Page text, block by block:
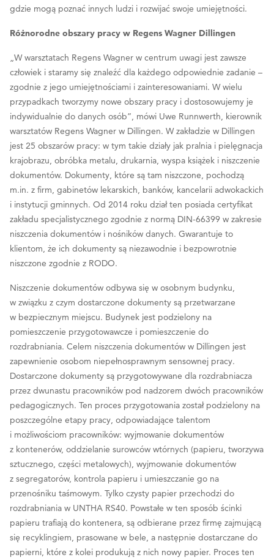
gdzie mogą poznać innych ludzi i rozwijać swoje umiejętności.
Różnorodne obszary pracy w Regens Wagner Dillingen
„W warsztatach Regens Wagner w centrum uwagi jest zawsze
człowiek i staramy się znaleźć dla każdego odpowiednie zadanie –
zgodnie z jego umiejętnościami i zainteresowaniami. W wielu
przypadkach tworzymy nowe obszary pracy i dostosowujemy je
indywidualnie do danych osób”, mówi Uwe Runnwerth, kierownik
warsztatów Regens Wagner w Dillingen. W zakładzie w Dillingen
jest 25 obszarów pracy: w tym takie działy jak pralnia i pielęgnacja
krajobrazu, obróbka metalu, drukarnia, wyspa książek i niszczenie
dokumentów. Dokumenty, które są tam niszczone, pochodzą
m.in. z firm, gabinetów lekarskich, banków, kancelarii adwokackich
i instytucji gminnych. Od 2014 roku dział ten posiada certyfikat
zakładu specjalistycznego zgodnie z normą DIN-66399 w zakresie
niszczenia dokumentów i nośników danych. Gwarantuje to
klientom, że ich dokumenty są niezawodnie i bezpowrotnie
niszczone zgodnie z RODO.
Niszczenie dokumentów odbywa się w osobnym budynku,
w związku z czym dostarczone dokumenty są przetwarzane
w bezpiecznym miejscu. Budynek jest podzielony na
pomieszczenie przygotowawcze i pomieszczenie do
rozdrabniania. Celem niszczenia dokumentów w Dillingen jest
zapewnienie osobom niepełnosprawnym sensownej pracy.
Dostarczone dokumenty są przygotowywane dla rozdrabniacza
przez dwunastu pracowników pod nadzorem dwóch pracowników
pedagogicznych. Ten proces przygotowania został podzielony na
poszczególne etapy pracy, odpowiadające talentom
i możliwościom pracowników: wyjmowanie dokumentów
z kontenerów, oddzielanie surowców wtórnych (papieru, tworzywa
sztucznego, części metalowych), wyjmowanie dokumentów
z segregatorów, kontrola papieru i umieszczanie go na
przenośniku taśmowym. Tylko czysty papier przechodzi do
rozdrabniania w UNTHA RS40. Powstałe w ten sposób ścinki
papieru trafiają do kontenera, są odbierane przez firmę zajmującą
się recyklingiem, prasowane w bele, a następnie dostarczane do
papierni, które z kolei produkują z nich nowy papier. Proces ten